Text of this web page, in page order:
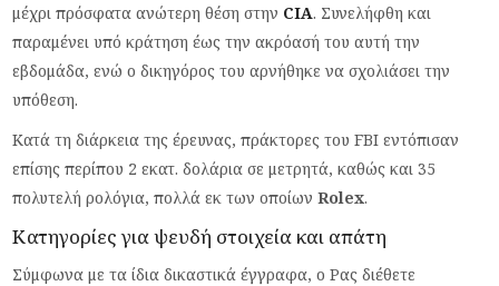
μέχρι πρόσφατα ανώτερη θέση στην CIA. Συνελήφθη και
παραμένει υπό κράτηση έως την ακρόασή του αυτή την
εβδομάδα, ενώ ο δικηγόρος του αρνήθηκε να σχολιάσει την
υπόθεση.
Κατά τη διάρκεια της έρευνας, πράκτορες του FBI εντόπισαν
επίσης περίπου 2 εκατ. δολάρια σε μετρητά, καθώς και 35
πολυτελή ρολόγια, πολλά εκ των οποίωνRolex.
Κατηγορίες για ψευδή στοιχεία και απάτη
Σύμφωνα με τα ίδια δικαστικά έγγραφα, ο Ρας διέθετε